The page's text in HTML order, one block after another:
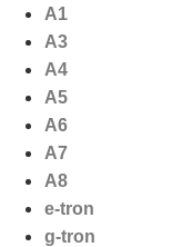
naar
inhoud
A1
A3
A4
A5
A6
A7
A8
e-tron
g-tron